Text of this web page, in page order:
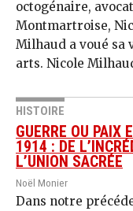
octogénaire,
Montmartroise,
Milhaud a voué sa
arts. Nicole
HISTOIRE
GUERRE OU PAIX
1914 : DE
L’UNION SACRÉE
Noël Monier
Dans notre